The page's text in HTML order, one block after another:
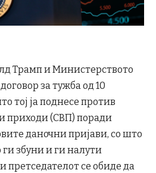
Трамп и Министерството
за тужба од 10
тој ја поднесе против
приходи (СВП) поради
даночни пријави, со што
збуни и ги налути
претседателот се обиде да